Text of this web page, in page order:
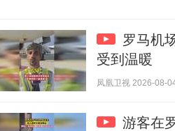
罗马机
受到温暖
凤凰卫视 2026-08-
游客在